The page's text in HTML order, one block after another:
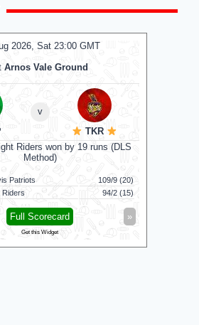
2026, Sat 23:00 GMT
Arnos Vale Ground
v
TKR
Riders won by 19 runs (DLS
Method)
Patriots
109/9 (20)
Riders
94/2 (15)
»
Full Scorecard
Get this Widget